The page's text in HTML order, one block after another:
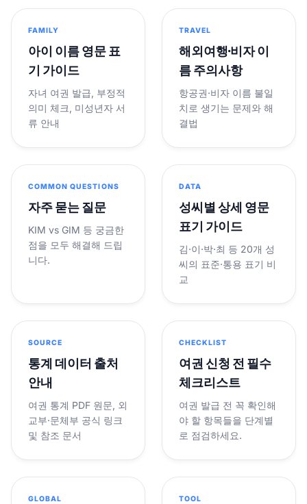
FAMILY
아이 이름 영문 표
기 가이드
자녀 여권 발급, 부정적
의미 체크, 미성년자 서
류 안내
TRAVEL
해외여행·비자 이
름 주의사항
항공권·비자 이름 불일
치로 생기는 문제와 해
결법
COMMON QUESTIONS
자주 묻는 질문
KIM vs GIM 등 궁금한
점을 모두 해결해 드립
니다.
DATA
성씨별 상세 영문
표기 가이드
김·이·박·최 등 20개 성
씨의 표준·통용 표기 비
교
SOURCE
통계 데이터 출처
안내
여권 통계 PDF 원문, 외
교부·문체부 공식 링크
및 참조 문서
CHECKLIST
여권 신청 전 필수
체크리스트
여권 발급 전 꼭 확인해
야 할 항목들을 단계별
로 점검하세요.
GLOBAL TOOL